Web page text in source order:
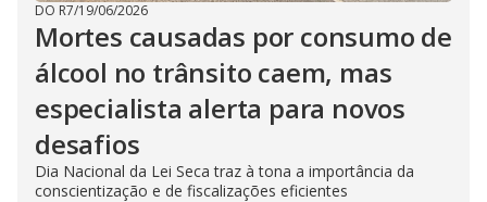
DO R7/19/06/2026
Mortes causadas por consumo de
álcool no trânsito caem, mas
especialista alerta para novos
desafios
Dia Nacional da Lei Seca traz à tona a importância da
conscientização e de fiscalizações eficientes